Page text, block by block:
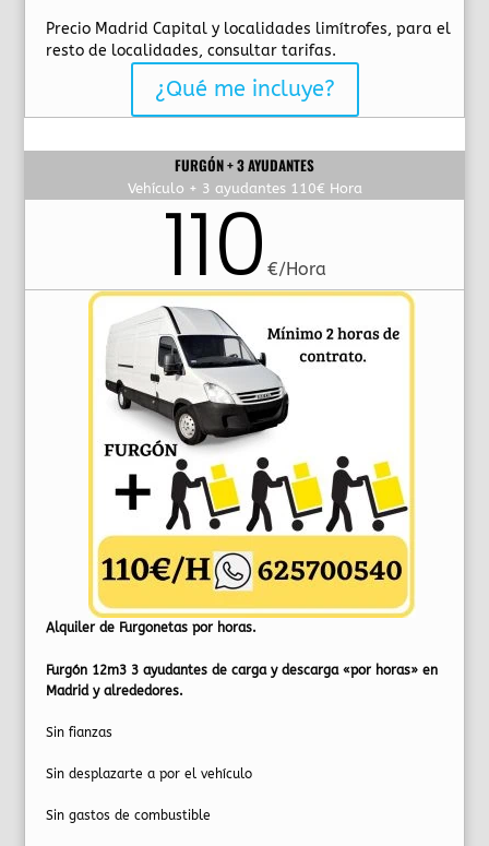
Precio Madrid Capital y localidades limítrofes, para el
resto de localidades, consultar tarifas.
¿Qué me incluye?
FURGÓN + 3 AYUDANTES
Vehículo + 3 ayudantes 110€ Hora
110 €/Hora
Alquiler de Furgonetas por horas.
Furgón 12m3 3 ayudantes de carga y descarga «por horas» en
Madrid y alrededores.
Sin fianzas
Sin desplazarte a por el vehículo
Sin gastos de combustible​